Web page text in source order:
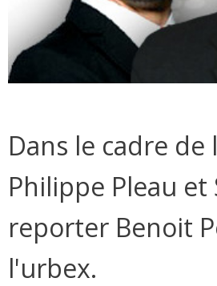
Dans le cadre de
Philippe Pleau
reporter Benoit
l'urbex.